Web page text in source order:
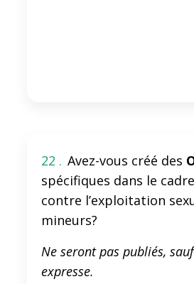
22 . Avez-vous créé des
spécifiques dans le
contre l’exploitation
mineurs?
Ne seront pas publiés,
expresse.